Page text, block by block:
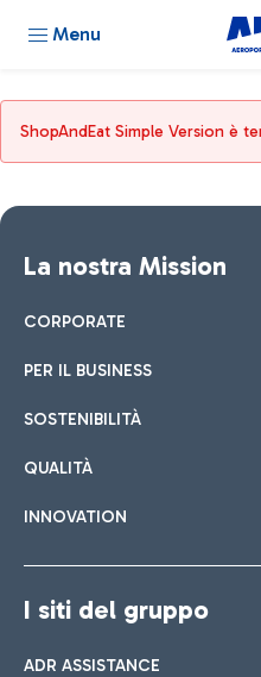
Menu
ShopAndEat Simple Version è
La nostra Mission
CORPORATE
PER IL BUSINESS
SOSTENIBILITÀ
QUALITÀ
INNOVATION
I siti del gruppo
ADR ASSISTANCE